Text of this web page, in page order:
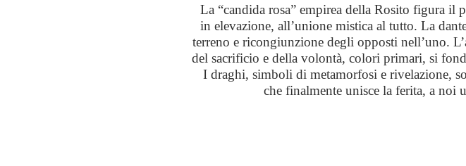
La “candida rosa” empirea della Rosito figura il
in elevazione, all’unione mistica al tutto. La
terreno e ricongiunzione degli opposti nell’uno.
del sacrificio e della volontà, colori primari, si
I draghi, simboli di metamorfosi e rivelazione,
che finalmente unisce la ferita, a noi